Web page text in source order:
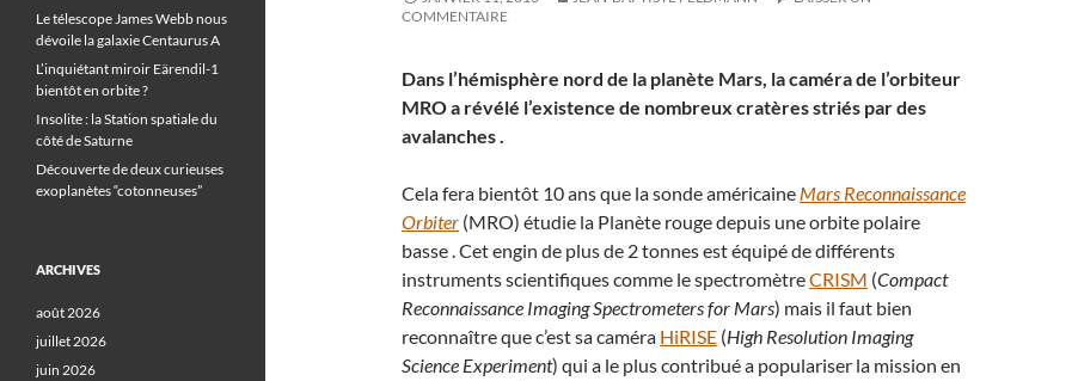
COMMENTAIRE
Dans l’hémisphère nord de la planète Mars, la caméra de l’orbiteur
MRO a révélé l’existence de nombreux cratères striés par des
avalanches .
Cela fera bientôt 10 ans que la sonde américaine Mars Reconnaissance
Orbiter (MRO) étudie la Planète rouge depuis une orbite polaire
basse . Cet engin de plus de 2 tonnes est équipé de différents
instruments scientifiques comme le spectromètreCRISM (Compact
Reconnaissance Imaging Spectrometers for Mars) mais il faut bien
reconnaître que c’est sa caméra HiRISE (High Resolution Imaging
Science Experiment) qui a le plus contribué a populariser la mission en
Le télescope James Webb nous
dévoile la galaxie Centaurus A
L’inquiétant miroir Eärendil-1
bientôt en orbite ?
Insolite : la Station spatiale du
côté de Saturne
Découverte de deux curieuses
exoplanètes “cotonneuses”
ARCHIVES
août 2026
juillet 2026
juin 2026